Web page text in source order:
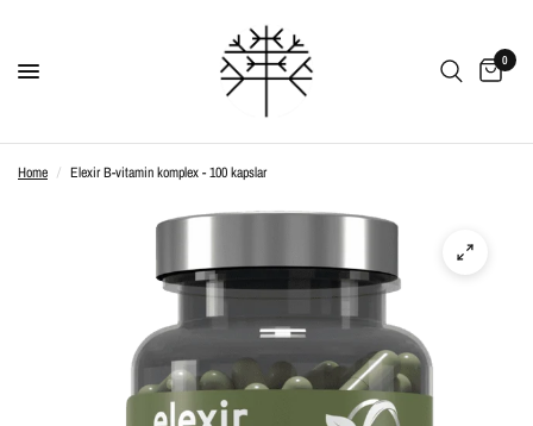
0
Home / Elexir B-vitamin komplex - 100 kapslar